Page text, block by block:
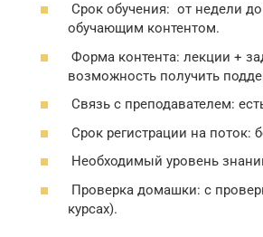
Срок обучения: от недели
обучающим контентом.
Форма контента: лекции +
возможность получить
Связь с преподавателем:
Срок регистрации на поток:
Необходимый уровень
Проверка домашки: с
курсах).